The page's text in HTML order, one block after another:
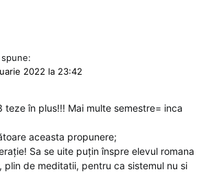
spune:
2022 la 23:42
teze în plus!!! Mai multe semestre= inca
aceasta propunere;
Sa se uite puțin înspre elevul romana
plin de meditatii, pentru ca sistemul nu si